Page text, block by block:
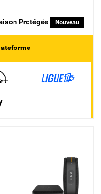
Protégée Nouveau
€ par mois, Engagement 12 mois